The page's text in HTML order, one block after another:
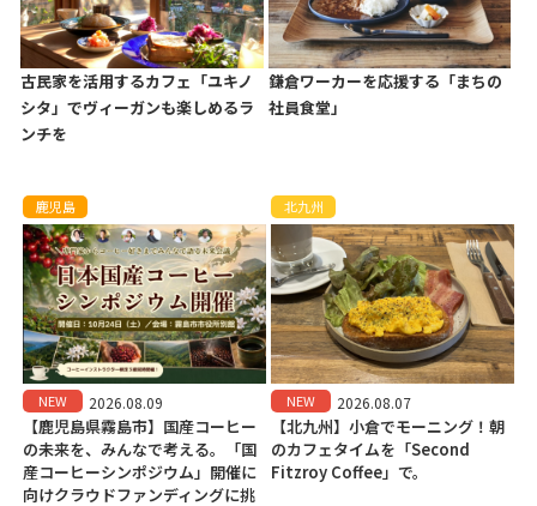
古民家を活用するカフェ「ユキノ
シタ」でヴィーガンも楽しめるラ
ンチを
鎌倉ワーカーを応援する「まちの
社員食堂」
鹿児島
NEW 2026.08.09
【鹿児島県霧島市】国産コーヒー
の未来を、みんなで考える。「国
産コーヒーシンポジウム」開催に
向けクラウドファンディングに挑
北九州
NEW 2026.08.07
【北九州】小倉でモーニング！朝
のカフェタイムを「Second
Fitzroy Coffee」で。